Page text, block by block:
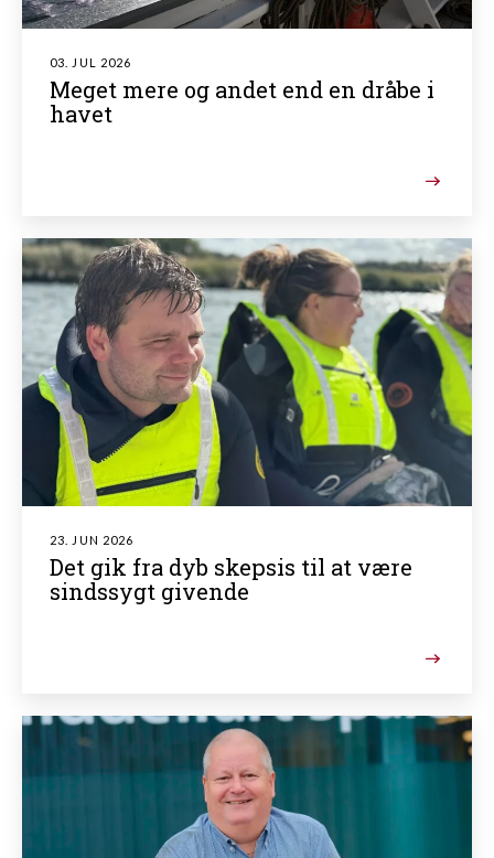
03. JUL 2026
Meget mere og andet end en dråbe i
havet
23. JUN 2026
Det gik fra dyb skepsis til at være
sindssygt givende